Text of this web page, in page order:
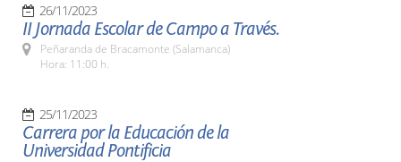
26/11/2023
II Jornada Escolar de Campo a Través.
Peñaranda de Bracamonte (Salamanca)
Hora: 11:00 h.
25/11/2023
Carrera por la Educación de la
Universidad Pontificia